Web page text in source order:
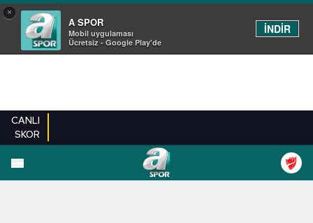
×
A SPOR
Mobil uygulaması
Ücretsiz - Google Play'de
İNDİR
CANLI
SKOR